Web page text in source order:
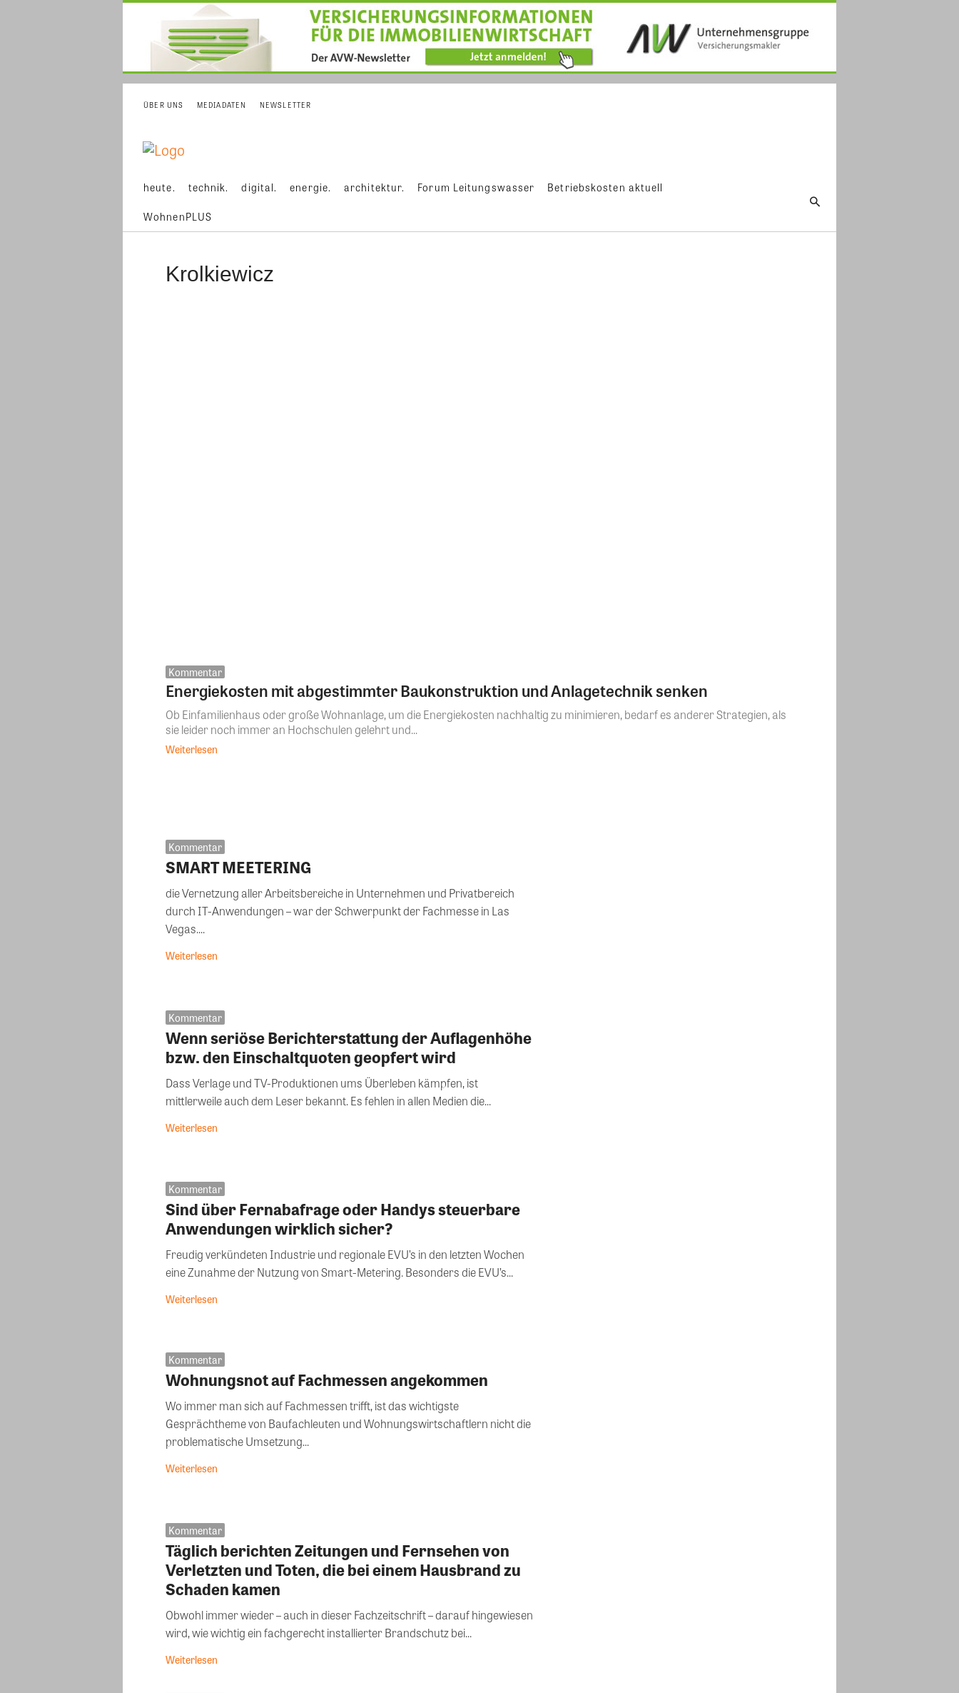
ÜBER UNS MEDIADATEN NEWSLETTER
heute. technik. digital. energie. architektur. Forum Leitungswasser Betriebskosten aktuell
WohnenPLUS
Krolkiewicz
Kommentar
Energiekosten mit abgestimmter Baukonstruktion und Anlagetechnik senken
Ob Einfamilienhaus oder große Wohnanlage, um die Energiekosten nachhaltig zu minimieren, bedarf es anderer Strategien, als
sie leider noch immer an Hochschulen gelehrt und...
Weiterlesen
Kommentar
SMART MEETERING
die Vernetzung aller Arbeitsbereiche in Unternehmen und Privatbereich
durch IT-Anwendungen – war der Schwerpunkt der Fachmesse in Las
Vegas....
Weiterlesen
Kommentar
Wenn seriöse Berichterstattung der Auflagenhöhe
bzw. den Einschaltquoten geopfert wird
Dass Verlage und TV-Produktionen ums Überleben kämpfen, ist
mittlerweile auch dem Leser bekannt. Es fehlen in allen Medien die...
Weiterlesen
Kommentar
Sind über Fernabafrage oder Handys steuerbare
Anwendungen wirklich sicher?
Freudig verkündeten Industrie und regionale EVU’s in den letzten Wochen
eine Zunahme der Nutzung von Smart-Metering. Besonders die EVU’s...
Weiterlesen
Kommentar
Wohnungsnot auf Fachmessen angekommen
Wo immer man sich auf Fachmessen trifft, ist das wichtigste
Gesprächtheme von Baufachleuten und Wohnungswirtschaftlern nicht die
problematische Umsetzung...
Weiterlesen
Kommentar
Täglich berichten Zeitungen und Fernsehen von
Verletzten und Toten, die bei einem Hausbrand zu
Schaden kamen
Obwohl immer wieder – auch in dieser Fachzeitschrift – darauf hingewiesen
wird, wie wichtig ein fachgerecht installierter Brandschutz bei...
Weiterlesen